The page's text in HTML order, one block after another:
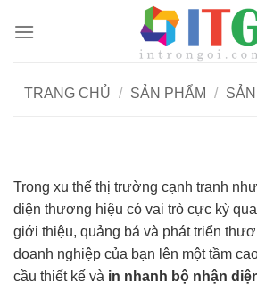
đến
TRANG CHỦ
/ SẢN PHẨM /
Trong xu thế thị trường cạnh tranh
diện thương hiệu có vai trò cực kỳ
giới thiệu, quảng bá và phát triển
doanh nghiệp của bạn lên một tầm
cầu thiết kế và in nhanh bộ nhận